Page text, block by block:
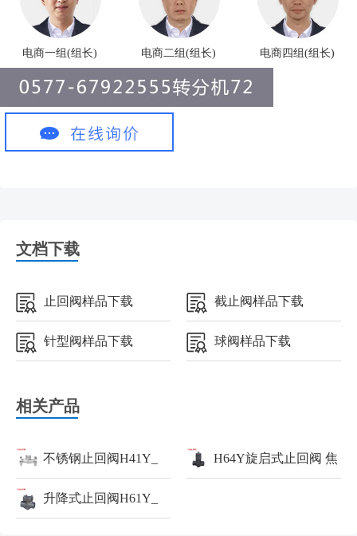
电商一组(组长) 电商二组(组长) 电商四组(组长)
文档下载
止回阀样品下载 截止阀样品下载
针型阀样品下载 球阀样品下载
相关产品
不锈钢止回阀H41Y_
焦油罐_止回阀
H64Y旋启式止回阀 焦
升降式止回阀H61Y_